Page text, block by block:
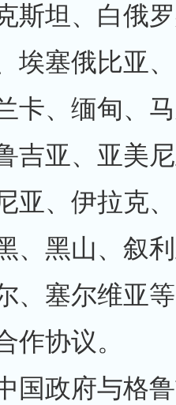
斯坦、白俄
埃塞俄比亚
卡、缅甸、
吉亚、亚美
亚、伊拉克
、黑山、叙
、塞尔维亚
作协议。
政府与格鲁